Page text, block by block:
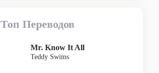
Топ Переводов
Mr. Know It All
Teddy Swims